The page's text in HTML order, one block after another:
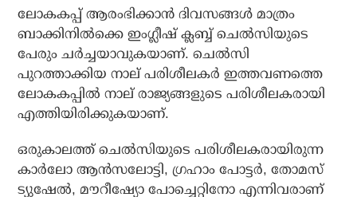
ലോകകപ്പ് ആരംഭിക്കാന്‍ ദിവസങ്ങള്‍ മാത്രം
ബാക്കിനില്‍ക്കെ ഇംഗ്ലീഷ് ക്ലബ്ബ് ചെല്‍സിയുടെ
പേരും ചര്‍ച്ചയാവുകയാണ്. ചെല്‍സി
പുറത്താക്കിയ നാല് പരിശീലകര്‍ ഇത്തവണത്തെ
ലോകകപ്പില്‍ നാല് രാജ്യങ്ങളുടെ പരിശീലകരായി
എത്തിയിരിക്കുകയാണ്.
ഒരുകാലത്ത് ചെല്‍സിയുടെ പരിശീലകരായിരുന്ന
കാര്‍ലോ ആന്‍സലോട്ടി, ഗ്രഹാം പോട്ടര്‍, തോമസ്
ട്യുഷേല്‍, മൗറീഷ്യോ പോച്ചെറ്റിനോ എന്നിവരാണ്